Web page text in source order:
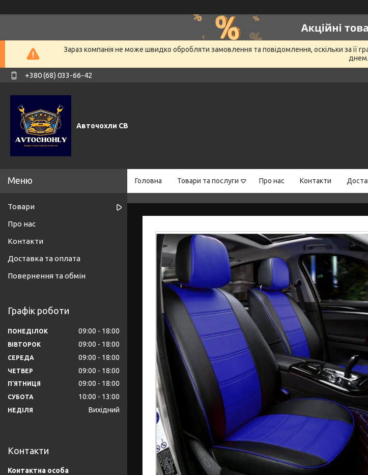
Зараз компанія не може швидко обробляти замовлення та повідомлення, оскільки за
днем.
+380 (68) 033-66-42
Авточохли СВ
Головна Товари та послуги Про нас Контакти
Товари
Про нас
Контакти
Доставка та оплата
Повернення та обмін
Графік роботи
ПОНЕДІЛОК 09:00 18:00
ВІВТОРОК 09:00 18:00
СЕРЕДА 09:00 18:00
ЧЕТВЕР 09:00 18:00
ПʼЯТНИЦЯ 09:00 18:00
СУБОТА 10:00 13:00
НЕДІЛЯ Вихідний
Контакти